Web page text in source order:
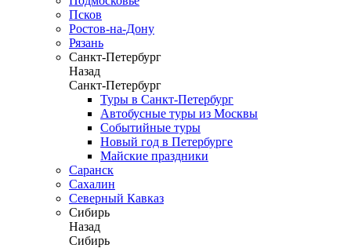
Псков
Ростов-на-Дону
Рязань
Санкт-Петербург
Назад
Санкт-Петербург
Туры в Санкт-Петербург
Автобусные туры из Москвы
Событийные туры
Новый год в Петербурге
Майские праздники
Саранск
Сахалин
Северный Кавказ
Сибирь
Назад
Сибирь